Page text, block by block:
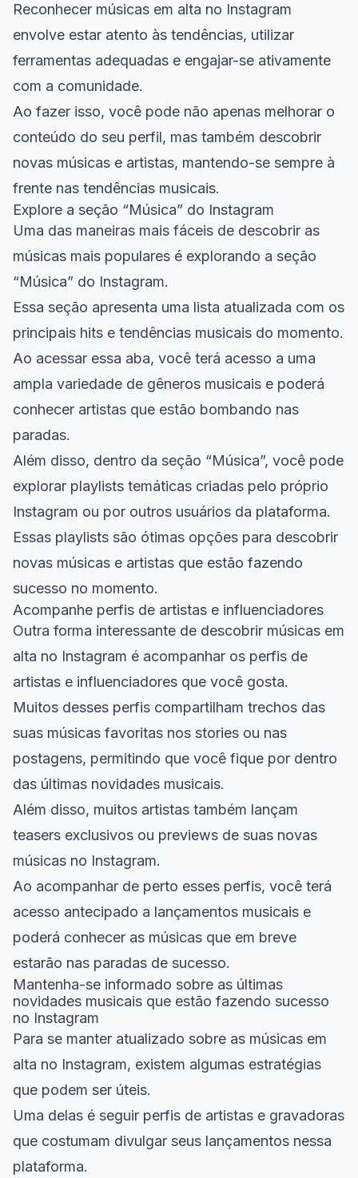
Reconhecer músicas em alta no Instagram
envolve estar atento às tendências, utilizar
ferramentas adequadas e engajar-se ativamente
com a comunidade.
Ao fazer isso, você pode não apenas melhorar o
conteúdo do seu perfil, mas também descobrir
novas músicas e artistas, mantendo-se sempre à
frente nas tendências musicais.
Explore a seção “Música” do Instagram
Uma das maneiras mais fáceis de descobrir as
músicas mais populares é explorando a seção
“Música” do Instagram.
Essa seção apresenta uma lista atualizada com os
principais hits e tendências musicais do momento.
Ao acessar essa aba, você terá acesso a uma
ampla variedade de gêneros musicais e poderá
conhecer artistas que estão bombando nas
paradas.
Além disso, dentro da seção “Música”, você pode
explorar playlists temáticas criadas pelo próprio
Instagram ou por outros usuários da plataforma.
Essas playlists são ótimas opções para descobrir
novas músicas e artistas que estão fazendo
sucesso no momento.
Acompanhe perfis de artistas e influenciadores
Outra forma interessante de descobrir músicas em
alta no Instagram é acompanhar os perfis de
artistas e influenciadores que você gosta.
Muitos desses perfis compartilham trechos das
suas músicas favoritas nos stories ou nas
postagens, permitindo que você fique por dentro
das últimas novidades musicais.
Além disso, muitos artistas também lançam
teasers exclusivos ou previews de suas novas
músicas no Instagram.
Ao acompanhar de perto esses perfis, você terá
acesso antecipado a lançamentos musicais e
poderá conhecer as músicas que em breve
estarão nas paradas de sucesso.
Mantenha-se informado sobre as últimas
novidades musicais que estão fazendo sucesso
no Instagram
Para se manter atualizado sobre as músicas em
alta no Instagram, existem algumas estratégias
que podem ser úteis.
Uma delas é seguir perfis de artistas e gravadoras
que costumam divulgar seus lançamentos nessa
plataforma.